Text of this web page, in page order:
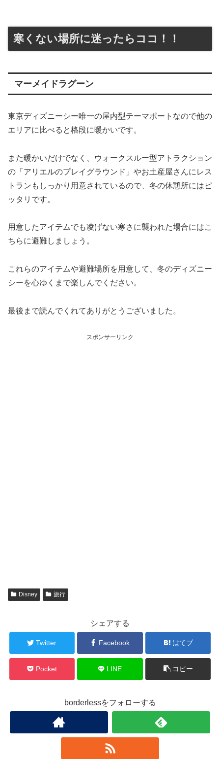
寒くない場所に迷ったらココ！！
マーメイドラグーン
東京ディズニーシー唯一の屋内型テーマポートなので他の
エリアに比べると格段に暖かいです。
また暖かいだけでなく、ウォークスルー型アトラクション
の「アリエルのプレイグラウンド」やお土産屋さんにレス
トランもしっかり用意されているので、冬の休憩所にはピ
ッタリです。
用意したアイテムでも凌げない寒さに襲われた場合にはこ
ちらに避難しましょう。
これらのアイテムや避難場所を用意して、冬のディズニー
シーを心ゆくまで楽しんでください。
最後まで読んでくれてありがとうございました。
スポンサーリンク
Disney 旅行
シェアする
Twitter Facebook はてブ
Pocket LINE コピー
borderlessをフォローする